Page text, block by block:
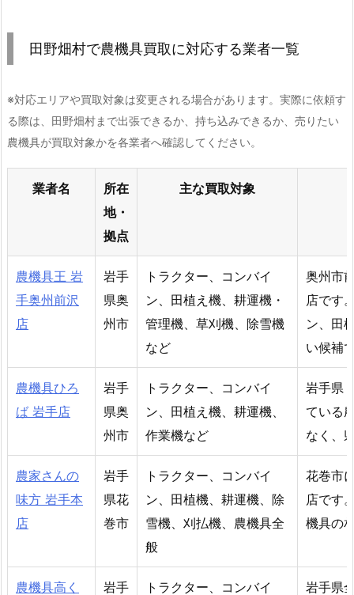
田野畑村で農機具買取に対応する業者一覧
※対応エリアや買取対象は変更される場合があります。実際に依頼す
る際は、田野畑村まで出張できるか、持ち込みできるか、売りたい
農機具が買取対象かを各業者へ確認してください。
業者名
所在
地・
拠点
主な買取対象
農機具王 岩
手奥州前沢
店
岩手
県奥
州市
トラクター、コンバイ
ン、田植え機、耕運機・
管理機、草刈機、除雪機
など
奥州市
店です
ン、田
い候補
農機具ひろ
ば 岩手店
岩手
県奥
州市
トラクター、コンバイ
ン、田植え機、耕運機、
作業機など
岩手県
ている
なく、
農家さんの
味方 岩手本
店
岩手
県花
巻市
トラクター、コンバイ
ン、田植機、耕運機、除
雪機、刈払機、農機具全
般
花巻市
店です
機具の
農機具高く
岩手
トラクター、コンバイ
岩手県